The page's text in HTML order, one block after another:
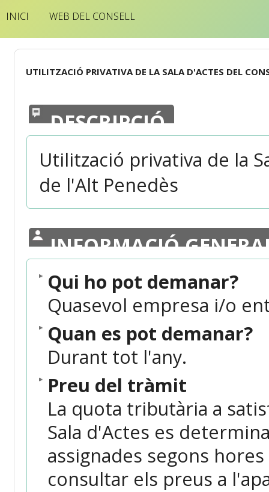
INICI WEB DEL CONSELL
UTILITZACIÓ PRIVATIVA DE LA SALA D'ACTES DEL
DESCRIPCIÓ
Utilització privativa de la
de l'Alt Penedès
INFORMACIÓ
Qui ho pot demanar?
Quasevol empresa i/o
Quan es pot demanar?
Durant tot l'any.
Preu del tràmit
La quota tributària a
Sala d'Actes es
assignades segons
consultar els preus a